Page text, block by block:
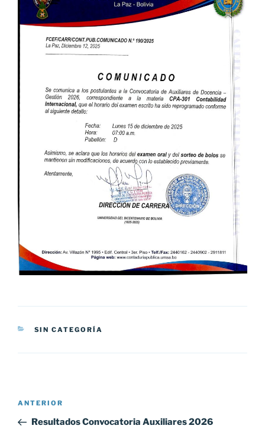
CATEGORÍAS
SIN CATEGORÍA
Navegación
Entrada
anterior:
ANTERIOR
Resultados Convocatoria Auxiliares 2026